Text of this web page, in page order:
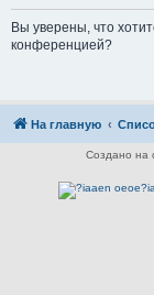
Вы уверены, что
конференцией?
На главную
Создано на